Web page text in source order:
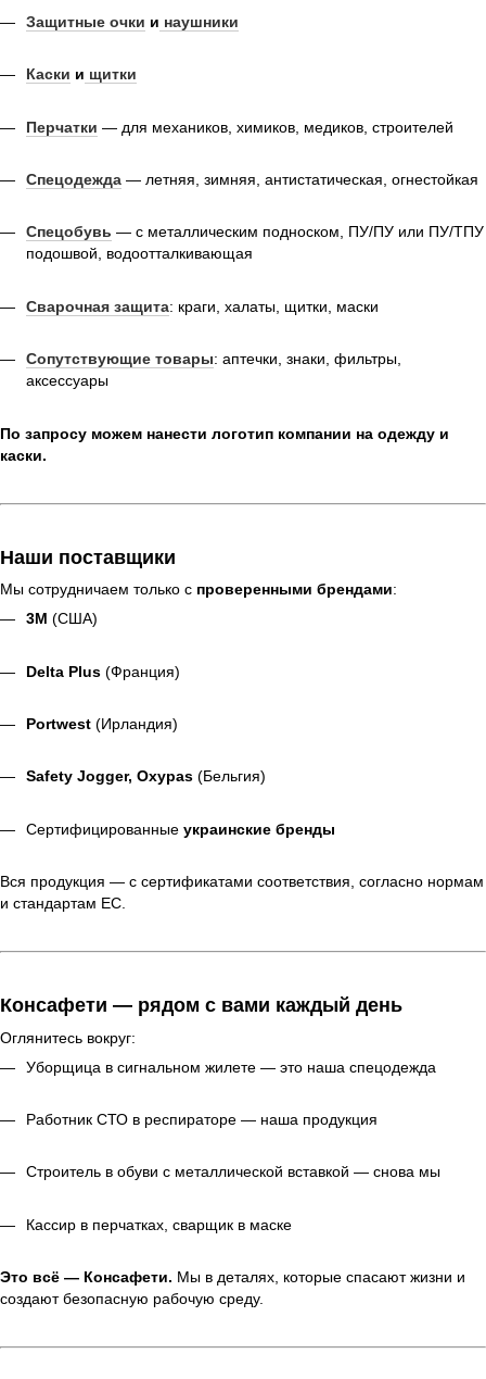
Защитные очки и наушники
Каски и щитки
Перчатки — для механиков, химиков, медиков, строителей
Спецодежда — летняя, зимняя, антистатическая, огнестойкая
Спецобувь — с металлическим подноском, ПУ/ПУ или ПУ/ТПУ
подошвой, водоотталкивающая
Сварочная защита: краги, халаты, щитки, маски
Сопутствующие товары: аптечки, знаки, фильтры,
аксессуары
По запросу можем нанести логотип компании на одежду и
каски.
Наши поставщики
Мы сотрудничаем только с проверенными брендами:
3M (США)
Delta Plus (Франция)
Portwest (Ирландия)
Safety Jogger, Oxypas (Бельгия)
Сертифицированные украинские бренды
Вся продукция — с сертификатами соответствия, согласно нормам
и стандартам ЕС.
Консафети — рядом с вами каждый день
Оглянитесь вокруг:
Уборщица в сигнальном жилете — это наша спецодежда
Работник СТО в респираторе — наша продукция
Строитель в обуви с металлической вставкой — снова мы
Кассир в перчатках, сварщик в маске
Это всё — Консафети. Мы в деталях, которые спасают жизни и
создают безопасную рабочую среду.